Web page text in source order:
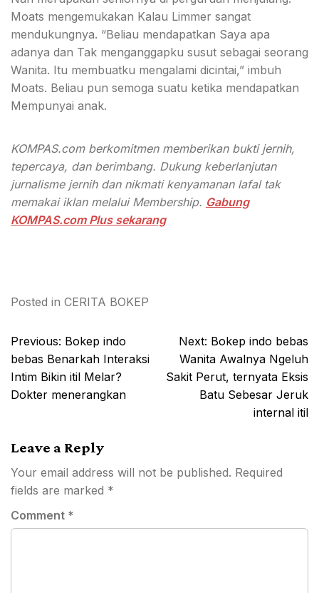
Moats mengemukakan Kalau Limmer sangat
mendukungnya. “Beliau mendapatkan Saya apa
adanya dan Tak menganggapku susut sebagai seorang
Wanita. Itu membuatku mengalami dicintai,” imbuh
Moats. Beliau pun semoga suatu ketika mendapatkan
Mempunyai anak.
KOMPAS.com berkomitmen memberikan bukti jernih,
tepercaya, dan berimbang. Dukung keberlanjutan
jurnalisme jernih dan nikmati kenyamanan lafal tak
memakai iklan melalui Membership. Gabung
KOMPAS.com Plus sekarang
Posted in CERITA BOKEP
Post
navigation
Previous: Bokep indo
bebas Benarkah Interaksi
Intim Bikin itil Melar?
Dokter menerangkan
Next: Bokep indo bebas
Wanita Awalnya Ngeluh
Sakit Perut, ternyata Eksis
Batu Sebesar Jeruk
internal itil
Leave a Reply
Your email address will not be published. Required
fields are marked *
Comment *